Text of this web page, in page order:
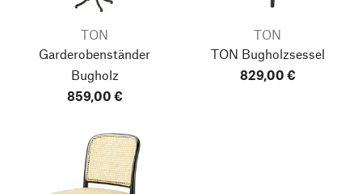
TON
Garderobenständer
Bugholz
859,00 €
TON
TON Bugholzsessel
829,00 €